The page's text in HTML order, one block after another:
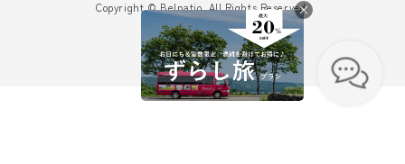
Copyright © Belnatio. All Rights Reserved.